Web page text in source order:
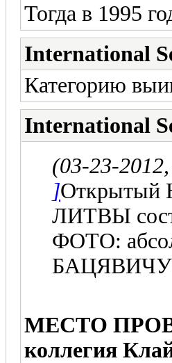
Тогда в 1995
International
Категорию
International
(03-23-
]
ЛИТВЫ
ФОТО:
МЕСТО
коллегия